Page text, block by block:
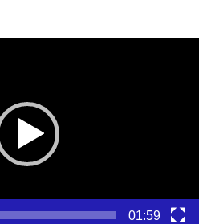
01:59